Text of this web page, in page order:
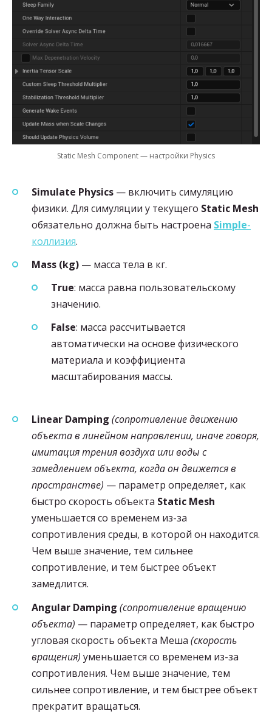
Static Mesh Component — настройки Physics
Simulate Physics — включить симуляцию
физики. Для симуляции у текущего Static Mesh
обязательно должна быть настроена Simple-
коллизия.
Mass (kg) — масса тела в кг.
True: масса равна пользовательскому
значению.
False: масса рассчитывается
автоматически на основе физического
материала и коэффициента
масштабирования массы.
Linear Damping (сопротивление движению
объекта в линейном направлении, иначе говоря,
имитация трения воздуха или воды с
замедлением объекта, когда он движется в
пространстве) — параметр определяет, как
быстро скорость объекта Static Mesh
уменьшается со временем из-за
сопротивления среды, в которой он находится.
Чем выше значение, тем сильнее
сопротивление, и тем быстрее объект
замедлится.
Angular Damping (сопротивление вращению
объекта) — параметр определяет, как быстро
угловая скорость объекта Меша (скорость
вращения) уменьшается со временем из-за
сопротивления. Чем выше значение, тем
сильнее сопротивление, и тем быстрее объект
прекратит вращаться.